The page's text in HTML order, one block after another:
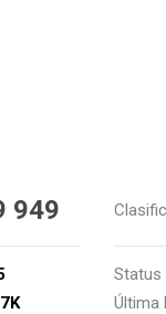
949
Status
Última